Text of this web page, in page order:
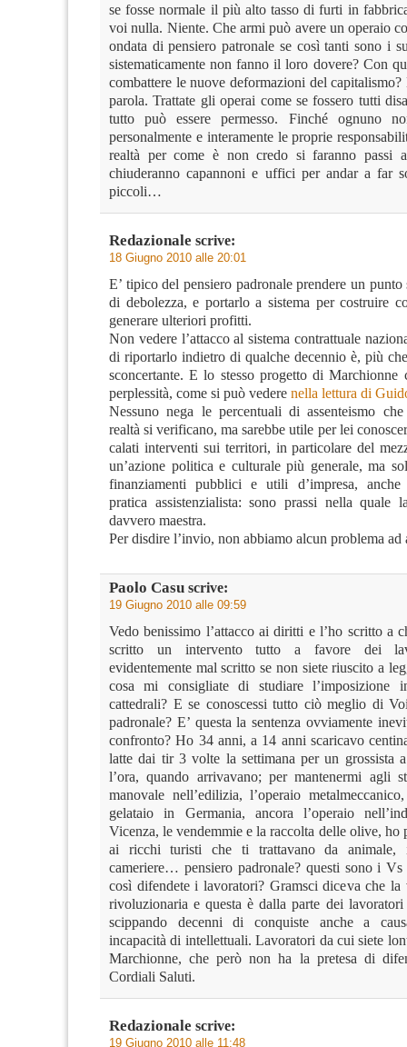
se fosse normale il più alto tasso di furti in
voi nulla. Niente. Che armi può avere un operaio
ondata di pensiero patronale se così tanti sono i
sistematicamente non fanno il loro dovere? Con
combattere le nuove deformazioni del
parola. Trattate gli operai come se fossero tutti
tutto può essere permesso. Finché ognuno
personalmente e interamente le proprie
realtà per come è non credo si faranno passi
chiuderanno capannoni e uffici per andar a far
piccoli…
Redazionale scrive:
18 Giugno 2010 alle 20:01
E’ tipico del pensiero padronale prendere un
di debolezza, e portarlo a sistema per costruire
generare ulteriori profitti.
Non vedere l’attacco al sistema contrattuale
di riportarlo indietro di qualche decennio è, più
sconcertante. E lo stesso progetto di Marchionne
perplessità, come si può vedere nella lettura di
Nessuno nega le percentuali di assenteismo
realtà si verificano, ma sarebbe utile per lei
calati interventi sui territori, in particolare del
un’azione politica e culturale più generale, ma
finanziamenti pubblici e utili d’impresa, anche
pratica assistenzialista: sono prassi nella quale
davvero maestra.
Per disdire l’invio, non abbiamo alcun problema ad
Paolo Casu scrive:
19 Giugno 2010 alle 09:59
Vedo benissimo l’attacco ai diritti e l’ho scritto a
scritto un intervento tutto a favore dei
evidentemente mal scritto se non siete riuscito a
cosa mi consigliate di studiare l’imposizione
cattedrali? E se conoscessi tutto ciò meglio di
padronale? E’ questa la sentenza ovviamente
confronto? Ho 34 anni, a 14 anni scaricavo
latte dai tir 3 volte la settimana per un grossista
l’ora, quando arrivavano; per mantenermi agli
manovale nell’edilizia, l’operaio
gelataio in Germania, ancora l’operaio
Vicenza, le vendemmie e la raccolta delle olive, ho
ai ricchi turisti che ti trattavano da
cameriere… pensiero padronale? questi sono i
così difendete i lavoratori? Gramsci diceva che la
rivoluzionaria e questa è dalla parte dei
scippando decenni di conquiste anche a
incapacità di intellettuali. Lavoratori da cui siete
Marchionne, che però non ha la pretesa di
Cordiali Saluti.
Redazionale scrive:
19 Giugno 2010 alle 11:48